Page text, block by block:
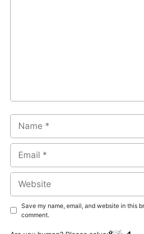
Name
Email
Website
Save my name, email, and website in this
comment.